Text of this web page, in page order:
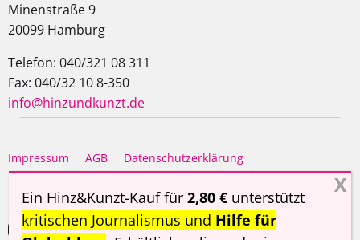
Minenstraße 9
20099 Hamburg
Telefon: 040/321 08 311
Fax: 040/32 10 8-350
info@hinzundkunzt.de
Impressum AGB
Datenschutzerklärung
Haftungsausschluss
Ein Hinz&Kunzt-Kauf für2,80 € unterstützt
kritischen Journalismus und Hilfe für